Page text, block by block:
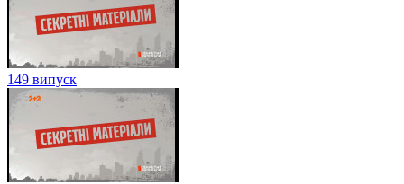
149 випуск